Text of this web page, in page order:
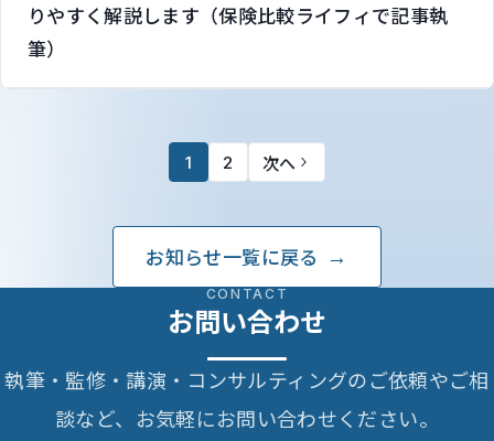
りやすく解説します（保険比較ライフィで記事執
筆）
1 2 次へ
お知らせ一覧に戻る
CONTACT
お問い合わせ
執筆・監修・講演・コンサルティングのご依頼やご相
談など、お気軽にお問い合わせください。